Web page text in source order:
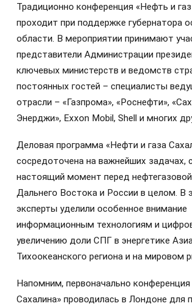
Традиционно конференция «Нефть и
проходит при поддержке губернатора
области. В мероприятии принимают
представители Администрации
ключевых министерств и ведомств
постоянных гостей – специалисты
отрасли – «Газпрома», «Роснефти»,
Энерджи», Exxon Mobil, Shell и многих
Деловая программа «Нефти и газа
сосредоточена на важнейших задачах,
настоящий момент перед
Дальнего Востока и России в целом. В
эксперты уделили особенное внимание
информационным технологиям и
увеличению доли СПГ в энергетике
Тихоокеанского региона и на мировом
Напомним, первоначально конференция
Сахалина» проводилась в Лондоне для